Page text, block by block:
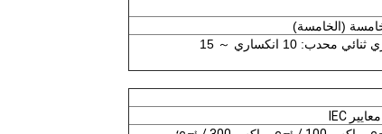
(الخامسة)
بلانو محدب: 0.5 انكساري ～ 10 انكساري ثنائي محدب: 10 انكساري ～ 15